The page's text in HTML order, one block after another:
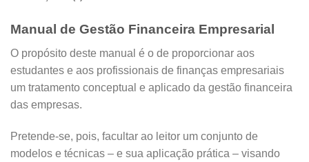
Manual de Gestão Financeira Empresarial
O propósito deste manual é o de proporcionar aos
estudantes e aos profissionais de finanças empresariais
um tratamento conceptual e aplicado da gestão financeira
das empresas.
Pretende-se, pois, facultar ao leitor um conjunto de
modelos e técnicas – e sua aplicação prática – visando